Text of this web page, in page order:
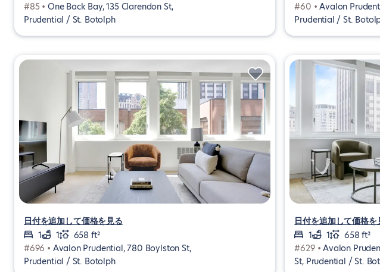
#85 • One Back Bay, 135 Clarendon St,
Prudential / St. Botolph
#60 •Avalon
Prudential / St.
日付を追加して価格を見る
1
1
658 ft²
#696 • Avalon Prudential, 780 Boylston St,
Prudential / St. Botolph
日付を追加して価格を
1
1
658 ft²
#629 •Avalon
St, Prudential / St.